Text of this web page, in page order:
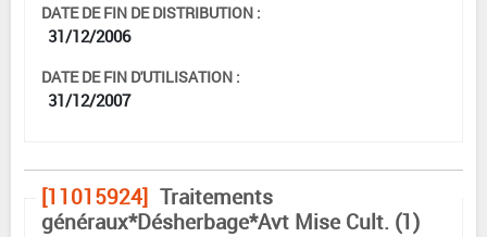
DATE DE FIN DE DISTRIBUTION :
31/12/2006
DATE DE FIN D'UTILISATION :
31/12/2007
[11015924] Traitements
généraux*Désherbage*Avt Mise Cult. (1)